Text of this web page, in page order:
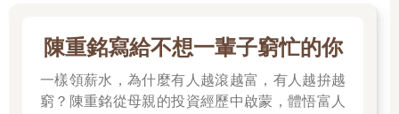
陳重銘寫給不想一輩子窮忙的你
一樣領薪水，為什麼有人越滾越富，有人越拚越
窮？陳重銘從母親的投資經歷中啟蒙，體悟富人